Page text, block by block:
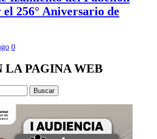
256° Aniversario de
0
LA PAGINA WEB